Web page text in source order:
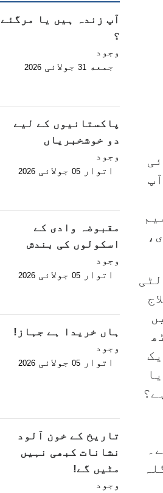
آپ
آپ زندہ ہیں یا مرگئے
؟
وجود
جمعه 31 جولائی 2026
پاکستانیوں کے لیے
دو خوشخبریاں
وجود
اتوار 05 جولائی 2026
مقبوضہ وادی کے
اسکولوں کی بندش
وجود
اتوار 05 جولائی 2026
ہاں خریدا ہے جہاز!
وجود
اتوار 05 جولائی 2026
تاریخ کے خون آلود
نشانات کبھی نہیں
مٹیں گے!
وجود